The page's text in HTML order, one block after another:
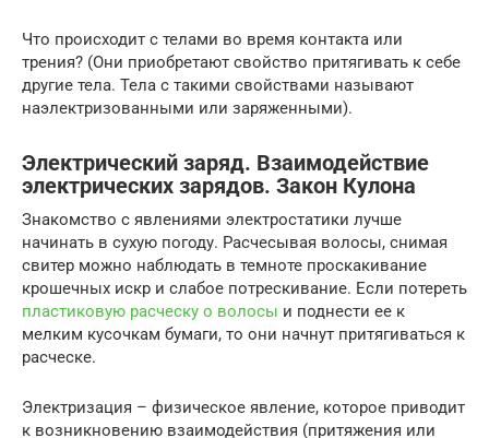
Что происходит с телами во время контакта или
трения? (Они приобретают свойство притягивать к себе
другие тела. Тела с такими свойствами называют
наэлектризованными или заряженными).
Электрический заряд. Взаимодействие
электрических зарядов. Закон Кулона
Знакомство с явлениями электростатики лучше
начинать в сухую погоду. Расчесывая волосы, снимая
свитер можно наблюдать в темноте проскакивание
крошечных искр и слабое потрескивание. Если потереть
пластиковую расческу о волосы и поднести ее к
мелким кусочкам бумаги, то они начнут притягиваться к
расческе.
Электризация – физическое явление, которое приводит
к возникновению взаимодействия (притяжения или